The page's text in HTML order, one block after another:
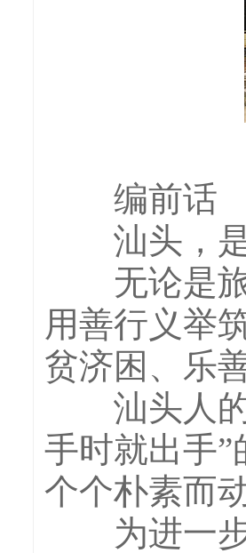
编前话
汕头，是
无论是旅
用善行义举
贫济困、乐
汕头人的
手时就出手
个个朴素而
为进一步